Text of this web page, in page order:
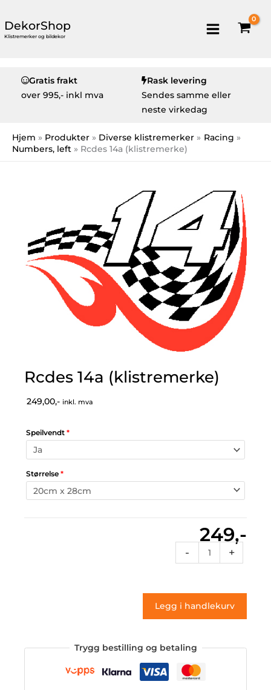
DekorShop
Klistremerker og bildekor
Gratis frakt
over 995,- inkl mva
Rask levering
Sendes samme eller
neste virkedag
Hjem Produkter Diverse klistremerker
Racing
Numbers, left
Rcdes 14a (klistremerke)
Rcdes 14a (klistremerke)
249,00,- inkl. mva
Speilvendt *
Størrelse *
249,-
-
14a
antall
+
Legg i handlekurv
Trygg bestilling og betaling